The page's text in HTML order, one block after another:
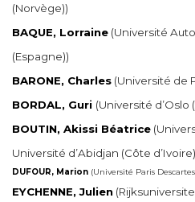
(Norvège))
BAQUE, Lorraine (Université
(Espagne))
BARONE, Charles (Université de
BORDAL, Guri (Université d’Oslo
BOUTIN, Akissi Béatrice
Université d’Abidjan (Côte
DUFOUR, Marion (Université Paris
EYCHENNE, Julien